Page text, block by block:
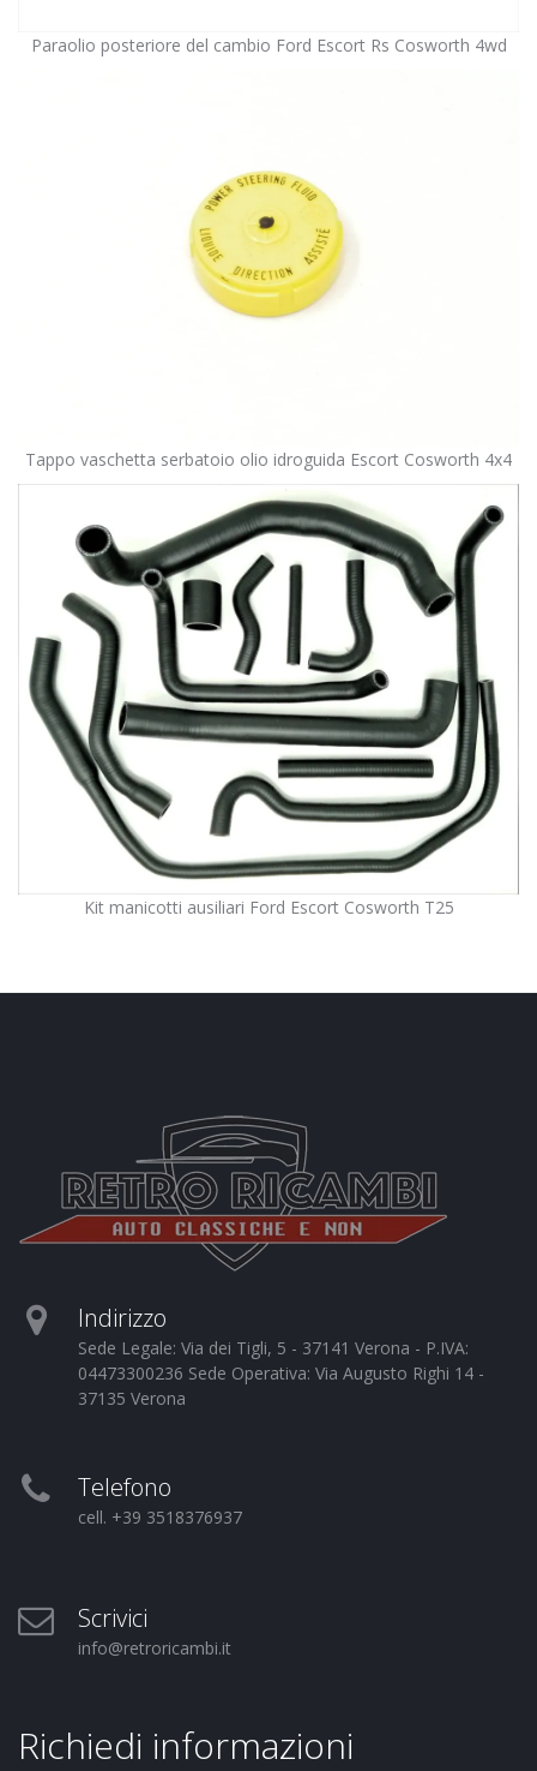
Paraolio posteriore del cambio Ford Escort Rs Cosworth 4wd
Tappo vaschetta serbatoio olio idroguida Escort Cosworth 4x4
Kit manicotti ausiliari Ford Escort Cosworth T25
Indirizzo
Sede Legale: Via dei Tigli, 5 - 37141 Verona - P.IVA:
04473300236 Sede Operativa: Via Augusto Righi 14 -
37135 Verona
Telefono
cell. +39 3518376937
Scrivici
info@retroricambi.it
Richiedi informazioni